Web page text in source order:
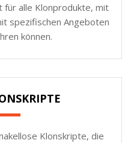
für alle Klonprodukte, mit
spezifischen Angeboten
können.
Klonskripte, die